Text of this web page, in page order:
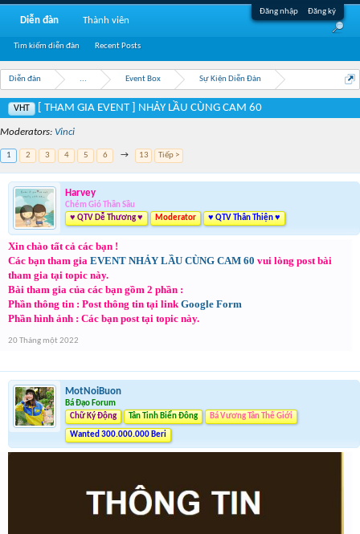
Đăng nhập Đăng ký
Diễn đàn ... Event Box Sự Kiện Diễn Đàn
VHT [ THAM GIA EVENT ] NHẢY LẦU CÙNG CAM 60
Moderators: Vinci
1 2 3 4 5 6 → 13 Tiếp >
Harvey
Chém Gió Thần Sầu
♥ QTV Dễ Thương ♥
Moderator ♥ QTV Thân Thiện ♥
Xin chào tất cả các bạn !
Các bạn tham gia EVENT NHẢY LẦU CÙNG CAM 60 vui lòng post bài
tham gia tại topic này.
Bài tham gia của các bạn gồm 2 phần :
Phần thông tin : Post thông tin tại linkGoogle Form
Phần hình ảnh : Các bạn post tại topic này.
20 Tháng một 2022
MotNoiBuon
Bá Đạo Forum
Chữ Ký Động
Tân Tinh Biển Đông Bá Vương Tân Thế Giới
Wanted 300.000.000 Beri
Diễn đàn
Tìm kiếm diễn đàn Recent Posts
Thành viên